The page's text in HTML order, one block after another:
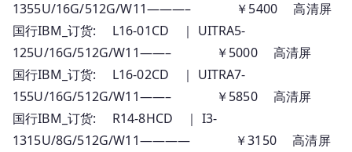
1355U/16G/512G/W11———– ￥5400 高清屏
国行IBM_订货: L16-01CD ｜ UITRA5-
125U/16G/512G/W11——– ￥5000 高清屏
国行IBM_订货: L16-02CD ｜ UITRA7-
155U/16G/512G/W11——– ￥5850 高清屏
国行IBM_订货: R14-8HCD ｜ I3-
1315U/8G/512G/W11———— ￥3150 高清屏